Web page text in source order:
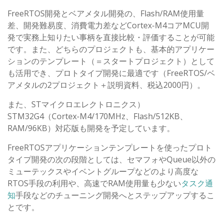
FreeRTOS開発とベアメタル開発の、Flash/RAM使用量
差、開発難易度、消費電力差などCortex-M4コアMCU開
発で実務上知りたい事柄を直接比較・評価することが可能
です。また、どちらのプロジェクトも、基本的アプリケー
ションのテンプレート（＝スタートプロジェクト）として
も活用でき、プロトタイプ開発に最適です（FreeRTOS/ベ
アメタルの2プロジェクト＋説明資料、税込2000円）。
また、STマイクロエレクトロニクス）
STM32G4（Cortex-M4/170MHz、Flash/512KB、
RAM/96KB）対応版も開発を予定しています。
FreeRTOSアプリケーションテンプレートを使ったプロト
タイプ開発の次の段階としては、セマフォやQueue以外の
ミューテックスやイベントグループなどのより高度な
RTOS手段の利用や、高速でRAM使用量も少ないタスク通
知手段などのチューニング開発へとステップアップするこ
とです。